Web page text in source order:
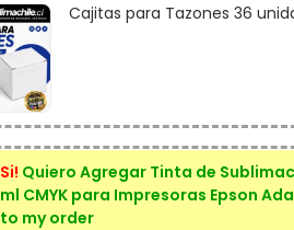
Cajitas para Tazones 36
Si! Quiero Agregar Tinta de
ml CMYK para Impresoras Epson
to my order